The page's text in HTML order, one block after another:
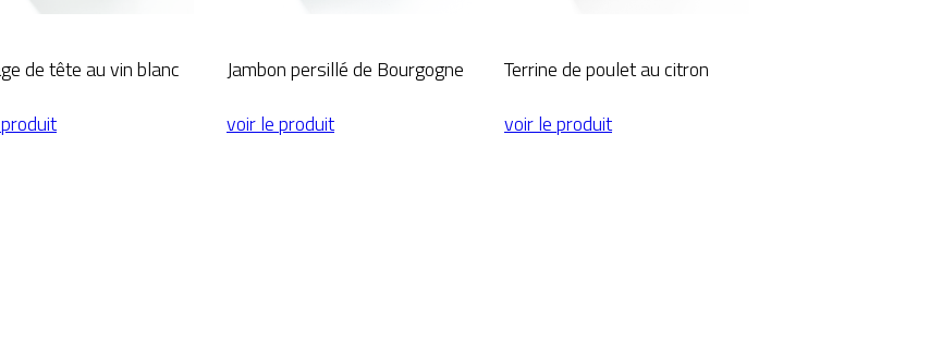
de tête au vin blanc
Jambon persillé de Bourgogne
voir le produit
Terrine de poulet au citron
voir le produit